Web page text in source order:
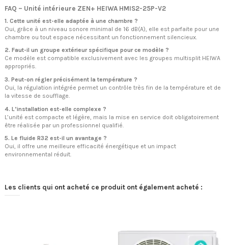
FAQ – Unité intérieure ZEN+ HEIWA HMIS2-25P-V2
1. Cette unité est-elle adaptée à une chambre ?
Oui, grâce à un niveau sonore minimal de 16 dB(A), elle est parfaite pour une
chambre ou tout espace nécessitant un fonctionnement silencieux.
2. Faut-il un groupe extérieur spécifique pour ce modèle ?
Ce modèle est compatible exclusivement avec les groupes multisplit HEIWA
appropriés.
3. Peut-on régler précisément la température ?
Oui, la régulation intégrée permet un contrôle très fin de la température et de
la vitesse de soufflage.
4. L’installation est-elle complexe ?
L’unité est compacte et légère, mais la mise en service doit obligatoirement
être réalisée par un professionnel qualifié.
5. Le fluide R32 est-il un avantage ?
Oui, il offre une meilleure efficacité énergétique et un impact
environnemental réduit.
Les clients qui ont acheté ce produit ont également acheté :